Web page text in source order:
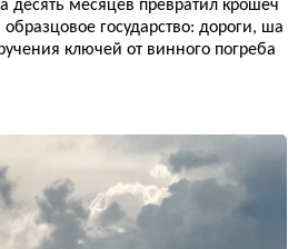
десять месяцев превратил крошеч
государство: дороги, ша
ключей от винного погреба